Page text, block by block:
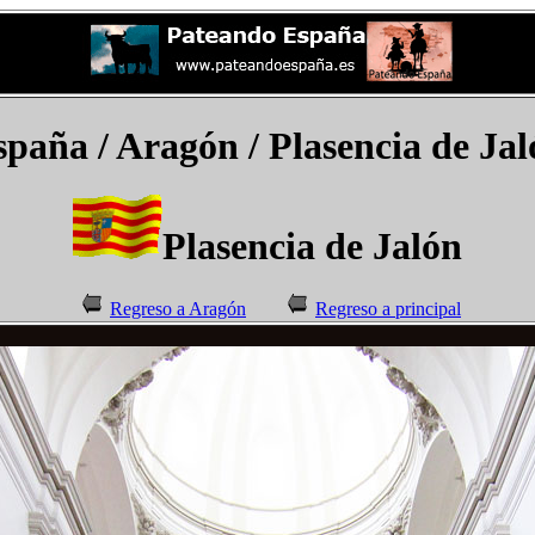
/ Aragón /Plasencia de
Plasencia de Jalón
Regreso a Aragón Regreso a principal